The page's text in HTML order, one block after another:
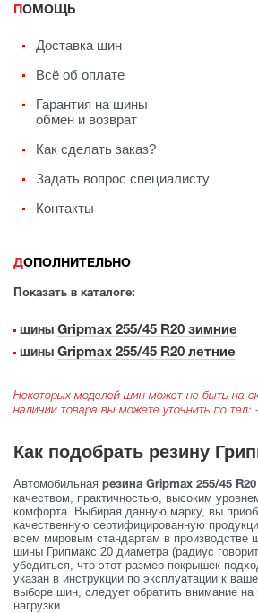
ПОМОЩЬ
Доставка шин
Всё об оплате
Гарантия на шины
обмен и возврат
Как сделать заказ?
Задать вопрос специалисту
Контакты
ДОПОЛНИТЕЛЬНО
Показать в каталоге:
шины Gripmax 255/45 R20 зимние
шины Gripmax 255/45 R20 летние
Некоторых моделей шин может не быть на
наличии товара вы можете уточнить по тел:
Как подобрать резину
Автомобильная резина Gripmax 255/45 R20
качеством, практичностью, высоким
комфорта. Выбирая данную марку, вы
качественную сертифицированную
всем мировым стандартам в производстве
шины Грипмакс 20 диаметра (радиус
убедиться, что этот размер покрышек
указан в инструкции по эксплуатации к
выборе шин, следует обратить внимание на
нагрузки.